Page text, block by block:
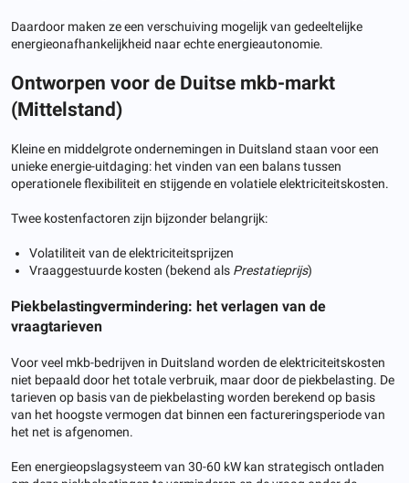
Daardoor maken ze een verschuiving mogelijk van gedeeltelijke
energieonafhankelijkheid naar echte energieautonomie.
Ontworpen voor de Duitse mkb-markt
(Mittelstand)
Kleine en middelgrote ondernemingen in Duitsland staan ​​voor een
unieke energie-uitdaging: het vinden van een balans tussen
operationele flexibiliteit en stijgende en volatiele elektriciteitskosten.
Twee kostenfactoren zijn bijzonder belangrijk:
Volatiliteit van de elektriciteitsprijzen
Vraaggestuurde kosten (bekend als Prestatieprijs)
Piekbelastingvermindering: het verlagen van de
vraagtarieven
Voor veel mkb-bedrijven in Duitsland worden de elektriciteitskosten
niet bepaald door het totale verbruik, maar door de piekbelasting. De
tarieven op basis van de piekbelasting worden berekend op basis
van het hoogste vermogen dat binnen een factureringsperiode van
het net is afgenomen.
Een energieopslagsysteem van 30-60 kW kan strategisch ontladen